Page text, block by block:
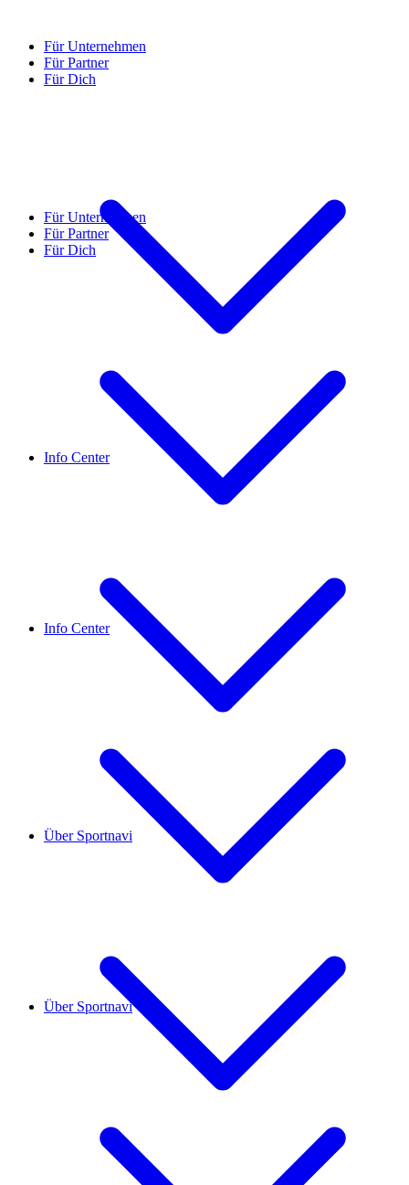
Für Unternehmen
Für Partner
Für Dich
Info Center
Über Sportnavi
Für Unternehmen
Für Partner
Für Dich
Info Center
Über Sportnavi